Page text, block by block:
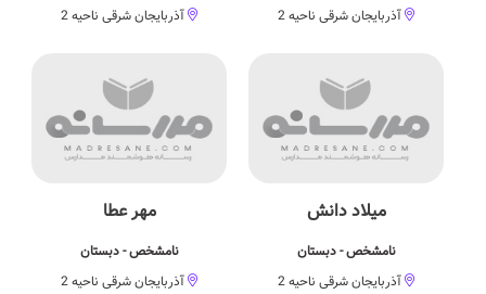
آذربایجان شرقی ناحیه 2
آذربایجان شرقی ناحیه 2
میلاد دانش
نامشخص - دبستان
آذربایجان شرقی ناحیه 2
مهر عطا
نامشخص - دبستان
آذربایجان شرقی ناحیه 2